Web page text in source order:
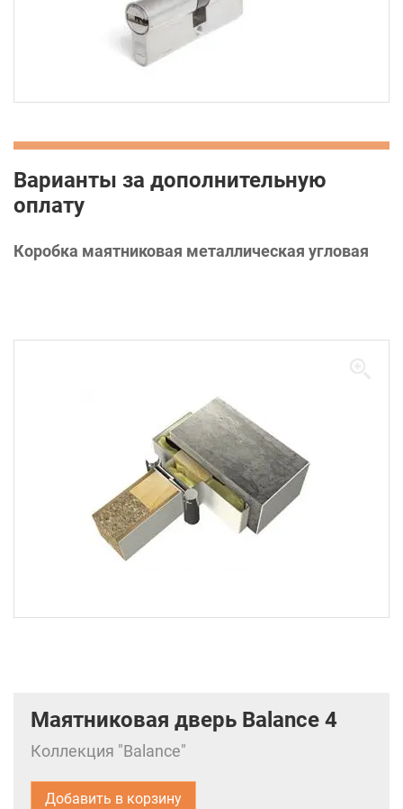
Варианты за дополнительную
оплату
Коробка маятниковая металлическая угловая
Маятниковая дверь Balance 4
Коллекция "Balance"
Добавить в корзину